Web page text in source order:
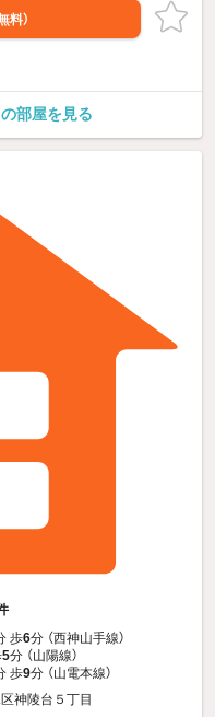
料）
部屋を見る
歩6分 （西神山手線）
5分 （山陽線）
歩9分 （山電本線）
神陵台５丁目